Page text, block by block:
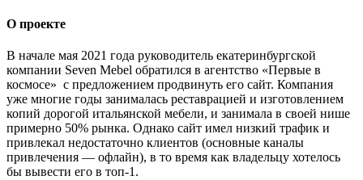
О проекте
В начале мая 2021 года руководитель екатеринбургской
компании Seven Mebel обратился в агентство «Первые в
космосе» с предложением продвинуть его сайт. Компания
уже многие годы занималась реставрацией и изготовлением
копий дорогой итальянской мебели, и занимала в своей нише
примерно 50% рынка. Однако сайт имел низкий трафик и
привлекал недостаточно клиентов (основные каналы
привлечения — офлайн), в то время как владельцу хотелось
бы вывести его в топ-1.